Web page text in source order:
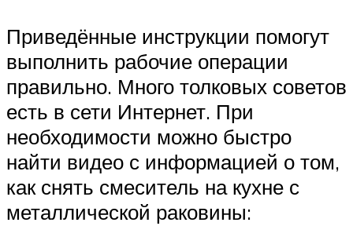
Приведённые инструкции помогут
выполнить рабочие операции
правильно. Много толковых советов
есть в сети Интернет. При
необходимости можно быстро
найти видео с информацией о том,
как снять смеситель на кухне с
металлической раковины: